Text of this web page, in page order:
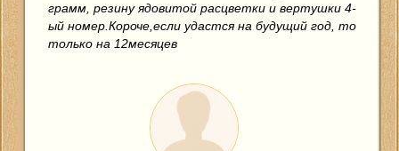
грамм, резину ядовитой расцветки и вертушки 4-
ый номер.Короче,если удастся на будущий год, то
только на 12месяцев